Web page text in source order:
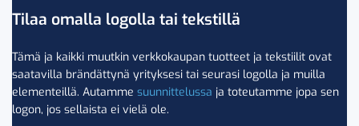
Tilaa omalla logolla tai tekstillä
Tämä ja kaikki muutkin verkkokaupan tuotteet ja tekstiilit ovat
saatavilla brändättynä yrityksesi tai seurasi logolla ja muilla
elementeillä. Autamme suunnittelussa ja toteutamme jopa sen
logon, jos sellaista ei vielä ole.